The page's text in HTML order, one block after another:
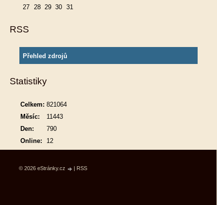
27
28 29 30 31
RSS
Přehled zdrojů
Statistiky
Online: 12
Celkem: 821064
Měsíc:
11443
Den:
790
© 2026 eStránky.cz | RSS